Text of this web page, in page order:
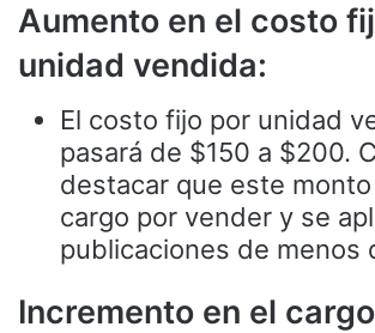
Aumento en el costo
unidad vendida:
El costo fijo por unidad
pasará de $150 a $200.
destacar que este
cargo por vender y se
publicaciones de menos
Incremento en el